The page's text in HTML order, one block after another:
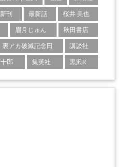
刊 最新話
桜井 美也
眉月じゅん
秋田書店
裏アカ破滅記念日
講談社
郎 集英社 黒沢R